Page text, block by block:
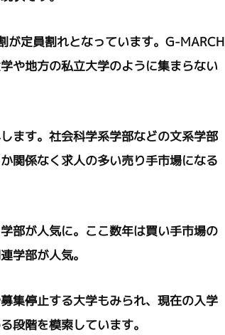
が定員割れとなっています。G-MARCH
や地方の私立大学のように集まらない
ます。社会科学系学部などの文系学部
関係なく求人の多い売り手市場になる
部が人気に。ここ数年は買い手市場の
学部が人気。
集停止する大学もみられ、現在の入学
段階を模索しています。